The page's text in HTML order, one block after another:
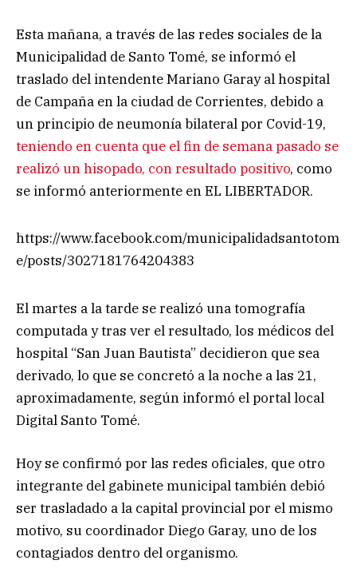
Esta mañana, a través de las redes sociales de la
Municipalidad de Santo Tomé, se informó el
traslado del intendente Mariano Garay al hospital
de Campaña en la ciudad de Corrientes, debido a
un principio de neumonía bilateral por Covid-19,
teniendo en cuenta que el fin de semana pasado se
realizó un hisopado, con resultado positivo, como
se informó anteriormente en EL LIBERTADOR.
https://www.facebook.com/municipalidadsantotom
e/posts/3027181764204383
El martes a la tarde se realizó una tomografía
computada y tras ver el resultado, los médicos del
hospital “San Juan Bautista” decidieron que sea
derivado, lo que se concretó a la noche a las 21,
aproximadamente, según informó el portal local
Digital Santo Tomé.
Hoy se confirmó por las redes oficiales, que otro
integrante del gabinete municipal también debió
ser trasladado a la capital provincial por el mismo
motivo, su coordinador Diego Garay, uno de los
contagiados dentro del organismo.